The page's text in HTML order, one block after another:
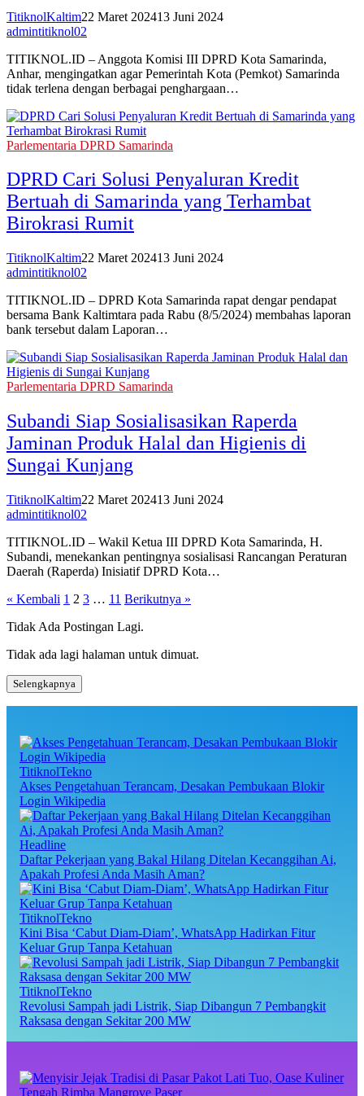
TitiknolKaltim22 Maret 202413 Juni 2024
admintitiknol02
TITIKNOL.ID – Anggota Komisi III DPRD Kota Samarinda,
Anhar, mengingatkan agar Pemerintah Kota (Pemkot) Samarinda
tidak terlena dengan berbagai penghargaan…
Parlementaria DPRD Samarinda
DPRD Cari Solusi Penyaluran Kredit
Bertuah di Samarinda yang Terhambat
Birokrasi Rumit
TitiknolKaltim22 Maret 202413 Juni 2024
admintitiknol02
TITIKNOL.ID – DPRD Kota Samarinda rapat dengar pendapat
bersama Bank Kaltimtara pada Rabu (8/5/2024) membahas laporan
bank tersebut dalam Laporan…
Parlementaria DPRD Samarinda
Subandi Siap Sosialisasikan Raperda
Jaminan Produk Halal dan Higienis di
Sungai Kunjang
TitiknolKaltim22 Maret 202413 Juni 2024
admintitiknol02
TITIKNOL.ID – Wakil Ketua III DPRD Kota Samarinda, H.
Subandi, menekankan pentingnya sosialisasi Rancangan Peraturan
Daerah (Raperda) Inisiatif DPRD Kota…
Paginasi
pos
« Kembali 1 2 3 … 11 Berikutnya »
Tidak Ada Postingan Lagi.
Tidak ada lagi halaman untuk dimuat.
Selengkapnya
TitiknolTekno
Akses Pengetahuan Terancam, Desakan Pembukaan Blokir
Login Wikipedia
Headline
Daftar Pekerjaan yang Bakal Hilang Ditelan Kecanggihan Ai,
Apakah Profesi Anda Masih Aman?
TitiknolTekno
Kini Bisa ‘Cabut Diam-Diam’, WhatsApp Hadirkan Fitur
Keluar Grup Tanpa Ketahuan
TitiknolTekno
Revolusi Sampah jadi Listrik, Siap Dibangun 7 Pembangkit
Raksasa dengan Sekitar 200 MW